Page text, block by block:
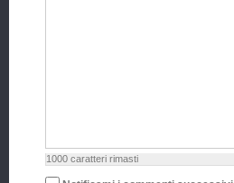
1000 caratteri rimasti